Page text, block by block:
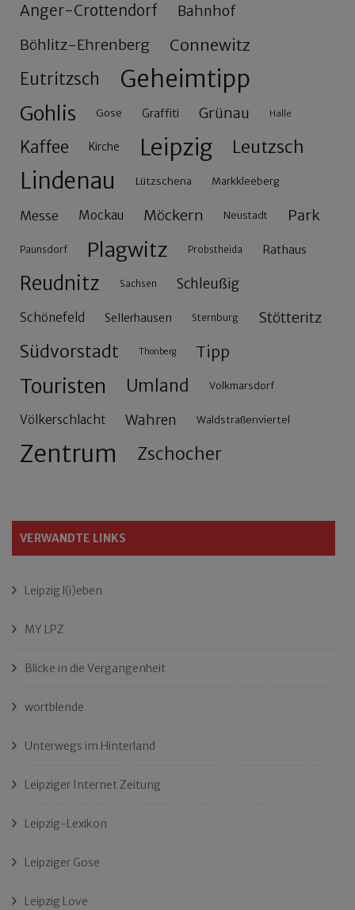
Anger-Crottendorf Bahnhof
Böhlitz-Ehrenberg Connewitz
Eutritzsch Geheimtipp
Gohlis Gose Graffiti Grünau Halle
Kaffee Kirche Leipzig Leutzsch
Lindenau Lützschena Markkleeberg
Messe Mockau Möckern Neustadt Park
Paunsdorf Plagwitz Probstheida Rathaus
Reudnitz Sachsen Schleußig
Schönefeld Sellerhausen Sternburg Stötteritz
Südvorstadt Thonberg Tipp
Touristen Umland Volkmarsdorf
Völkerschlacht Wahren Waldstraßenviertel
Zentrum Zschocher
VERWANDTE LINKS
Leipzig l(i)eben
MY LPZ
Blicke in die Vergangenheit
wortblende
Unterwegs im Hinterland
Leipziger Internet Zeitung
Leipzig-Lexikon
Leipziger Gose
Leipzig Love